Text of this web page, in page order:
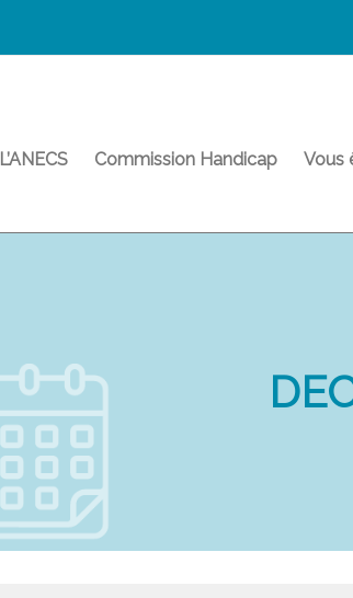
L’ANECS Commission Handicap Vous